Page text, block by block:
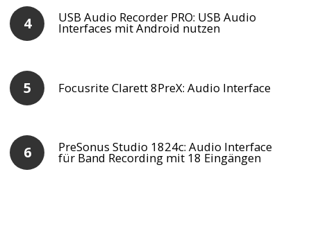
USB Audio Recorder PRO: USB Audio
Interfaces mit Android nutzen
Focusrite Clarett 8PreX: Audio Interface
PreSonus Studio 1824c: Audio Interface
für Band Recording mit 18 Eingängen